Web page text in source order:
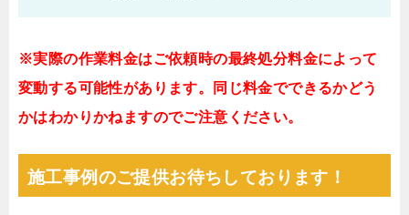
※実際の作業料金はご依頼時の最終処分料金によって
変動する可能性があります。同じ料金でできるかどう
かはわかりかねますのでご注意ください。
施工事例のご提供お待ちしております！